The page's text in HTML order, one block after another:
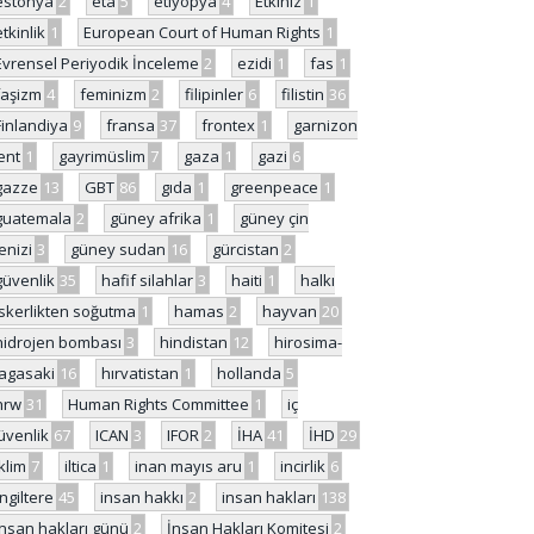
1 European Court of Human Rights 1
Periyodik İnceleme 2 ezidi 1 fas 1
4 feminizm 2 filipinler 6 filistin 36
9 fransa 37 frontex 1
garnizon
1 gayrimüslim 7 gaza 1 gazi 6
13 GBT 86 gıda 1 greenpeace 1
2 güney afrika 1
güney çin
3 güney sudan 16 gürcistan 2
35 hafif silahlar 3 haiti 1
halkı
soğutma 1 hamas 2 hayvan 20
bombası 3 hindistan 12
hirosima-
16 hırvatistan 1 hollanda 5
31 Human Rights Committee 1
iç
67 ICAN 3 IFOR 2 İHA 41 İHD 29
7 iltica 1 inan mayıs aru 1 incirlik 6
45 insan hakkı 2 insan hakları 138
hakları günü 2 İnsan Hakları Komitesi 2